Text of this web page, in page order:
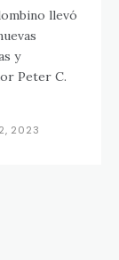
y
Peter C.
2023